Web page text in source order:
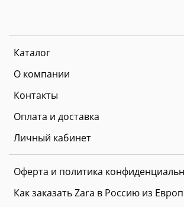
Каталог
О компании
Контакты
Оплата и доставка
Личный кабинет
Оферта и политика
Как заказать Zara в Россию из